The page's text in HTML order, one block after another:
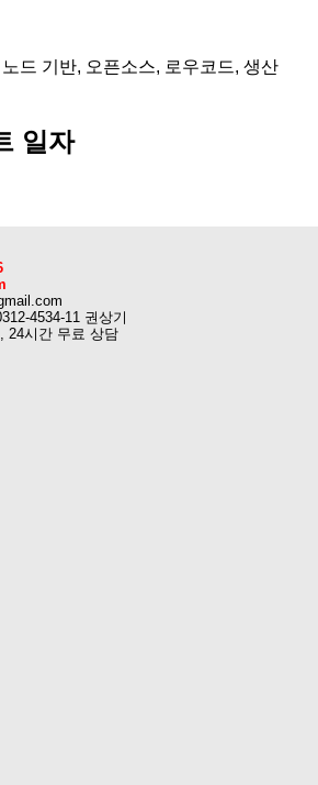
드 기반, 오픈소스, 로우코드, 생산
일자
4534-11 권상기
24시간 무료 상담